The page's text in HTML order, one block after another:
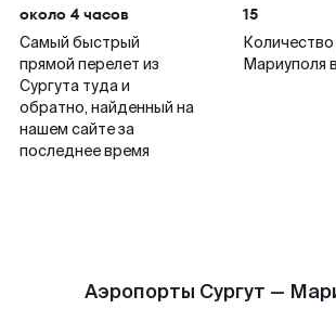
около 4 часов
Самый быстрый
прямой перелет из
Сургута туда и
обратно, найденный на
нашем сайте за
последнее время
15
Мариуполя
Аэропорты Сургут —